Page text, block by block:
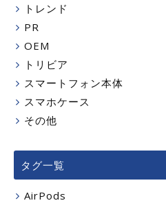
トレンド
PR
OEM
トリビア
スマートフォン本体
スマホケース
その他
タグ一覧
AirPods